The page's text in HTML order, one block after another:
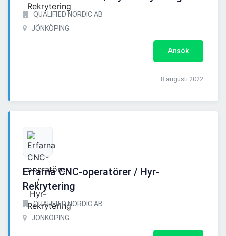
QUALIFIED NORDIC AB
JÖNKÖPING
Ansök
8 augusti 2022
Erfarna CNC-operatörer / Hyr-
Rekrytering
QUALIFIED NORDIC AB
JÖNKÖPING